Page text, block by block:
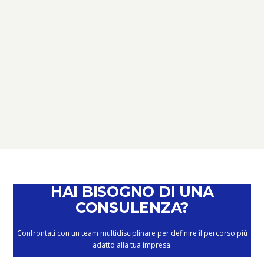
HAI BISOGNO DI UNA
CONSULENZA?
Confrontati con un team multidisciplinare per definire il percorso più
adatto alla tua impresa.